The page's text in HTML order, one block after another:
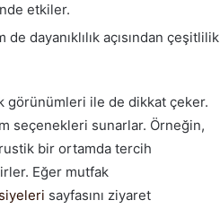
etkiler.
dayanıklılık açısından çeşitlilik
görünümleri ile de dikkat çeker.
seçenekleri sunarlar. Örneğin,
bir ortamda tercih
Eğer mutfak
sayfasını ziyaret